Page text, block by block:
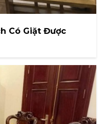
Có Giặt Được